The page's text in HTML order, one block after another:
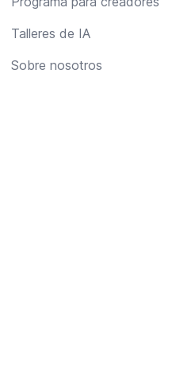
Talleres de IA
Sobre nosotros